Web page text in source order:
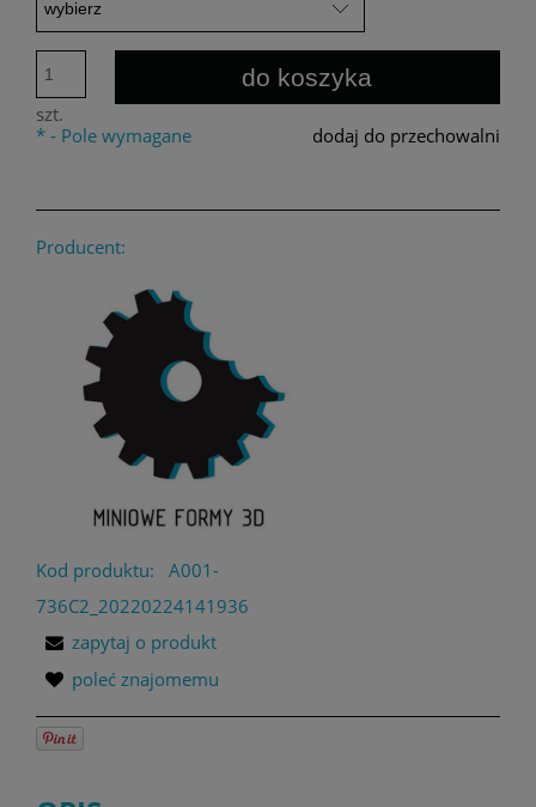
szt.
do koszyka
dodaj do przechowalni
* - Pole wymagane
Producent:
Kod produktu:
A001-
736C2_20220224141936
zapytaj o produkt
poleć znajomemu